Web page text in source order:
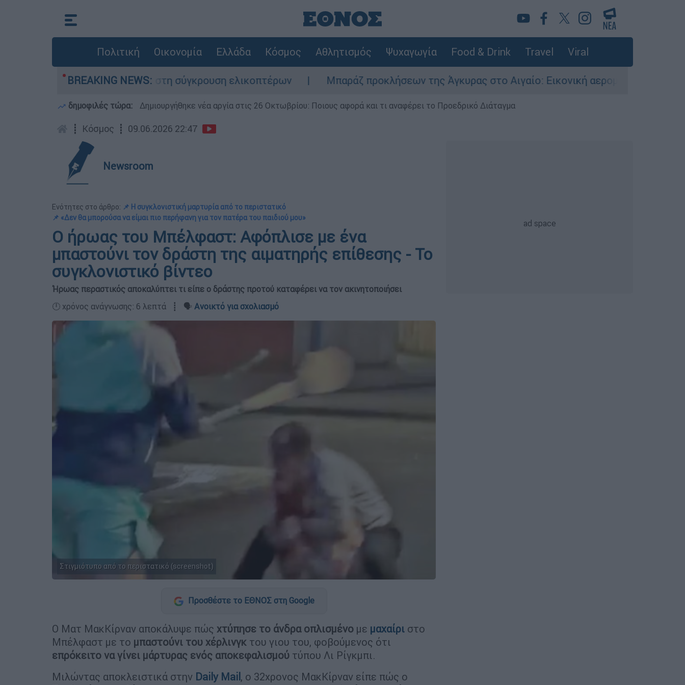
Πολιτική Οικονομία Ελλάδα Κόσμος Αθλητισμός Ψυχαγωγία Food & Drink Travel Viral
BREAKING NEWS:
έχασε τη ζωή του στη σύγκρουση ελικοπτέρων Μπαράζ προκλήσεων της Άγκυρας στο Αιγαίο: Εικονική αερομαχία ανάμεσα σε ελληνικά
δημοφιλές τώρα: Δημιουργήθηκε νέα αργία στις 26 Οκτωβρίου: Ποιους αφορά και τι αναφέρει το Προεδρικό Διάταγμα
┋ Κόσμος ┋ 09.06.2026 22:47
Newsroom
Ενότητες στο άρθρο: 📌 Η συγκλονιστική μαρτυρία από το περιστατικό
📌 «Δεν θα μπορούσα να είμαι πιο περήφανη για τον πατέρα του παιδιού μου»
Ο ήρωας του Μπέλφαστ: Αφόπλισε με ένα
μπαστούνι τον δράστη της αιματηρής επίθεσης - Το
συγκλονιστικό βίντεο
Ήρωας περαστικός αποκαλύπτει τι είπε ο δράστης προτού καταφέρει να τον ακινητοποιήσει
🕛 χρόνος ανάγνωσης: 6 λεπτά ┋ 🗣️ Ανοικτό για σχολιασμό
Στιγμιότυπο από το περιστατικό (screenshot)
Προσθέστε το ΕΘΝΟΣ στη Google
Ο Ματ ΜακΚίρναν αποκάλυψε πώς χτύπησε το άνδρα οπλισμένο με μαχαίρι στο
Μπέλφαστ με το μπαστούνι του χέρλινγκ του γιου του, φοβούμενος ότι
επρόκειτο να γίνει μάρτυρας ενός αποκεφαλισμού τύπου Λι Ρίγκμπι.
Μιλώντας αποκλειστικά στην Daily Mail , ο 32χρονος ΜακΚίρναν είπε πώς ο